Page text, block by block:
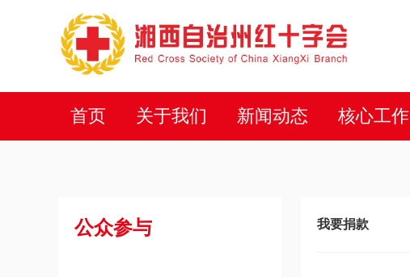
首页 关于我们 新闻动态 核心工作
公众参与 我要捐款